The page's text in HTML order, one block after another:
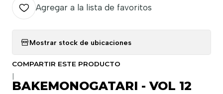
Agregar a la lista de favoritos
Mostrar stock de ubicaciones
COMPARTIR ESTE PRODUCTO
BAKEMONOGATARI - VOL 12